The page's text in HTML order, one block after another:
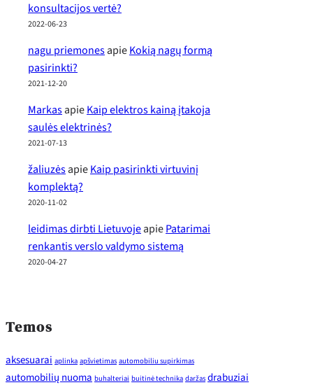
konsultacijos vertė?
2022-06-23
nagu priemonesapieKokią nagų formą
pasirinkti?
2021-12-20
MarkasapieKaip elektros kainą įtakoja
saulės elektrinės?
2021-07-13
žaliuzėsapieKaip pasirinkti virtuvinį
komplektą?
2020-11-02
leidimas dirbti LietuvojeapiePatarimai
renkantis verslo valdymo sistemą
2020-04-27
Temos
aksesuarai aplinka apšvietimas automobiliu supirkimas
automobilių nuoma buhalteriai buitinė technika daržas drabuziai